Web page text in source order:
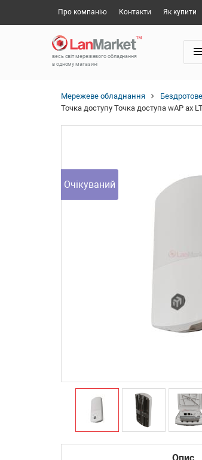
Про компанію Контакти Як купити
весь світ мережевого обладнання
в одному магазині
Мережеве обладнання
Точка доступу Точка доступа wAP ax
Очікуваний